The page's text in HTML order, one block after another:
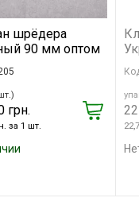
шрёдера
90 мм оптом
грн.
за 1 шт.